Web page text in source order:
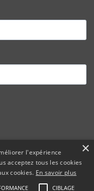
N. Harris Computer
×
l'expérience
acceptez tous les cookies
cookies. En savoir plus
CIBLAGE